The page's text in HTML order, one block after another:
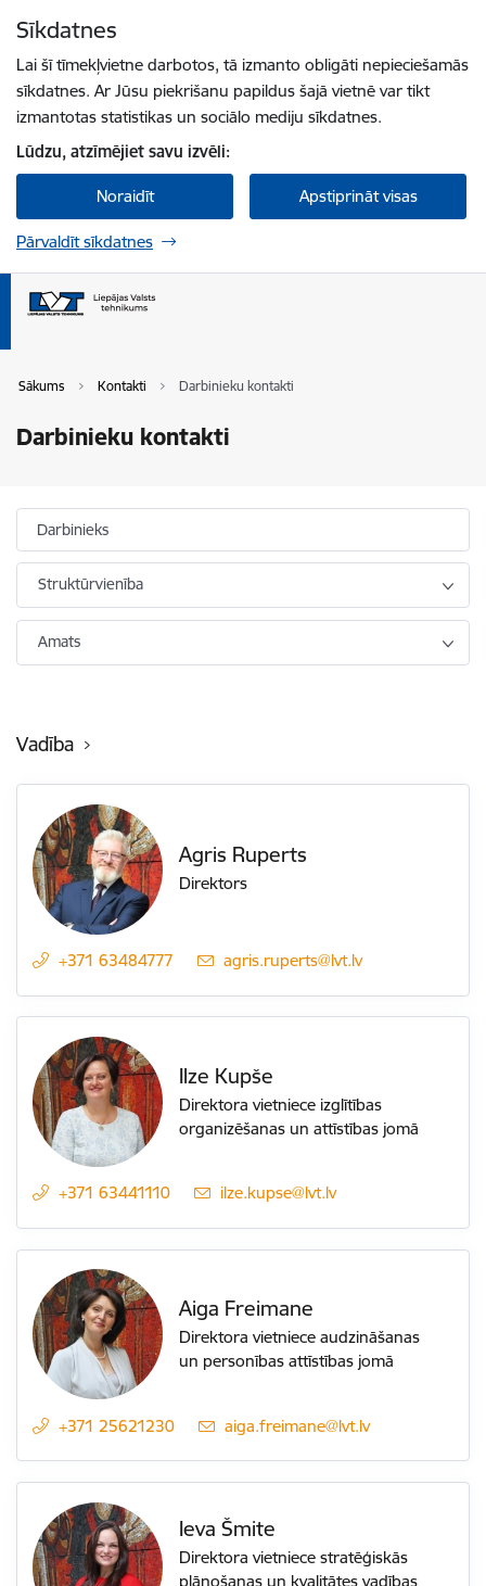
Sīkdatnes
Lai šī tīmekļvietne darbotos, tā izmanto obligāti nepieciešamās
sīkdatnes. Ar Jūsu piekrišanu papildus šajā vietnē var tikt
izmantotas statistikas un sociālo mediju sīkdatnes.
Lūdzu, atzīmējiet savu izvēli:
Noraidīt Apstiprināt visas
Pārvaldīt sīkdatnes
Sākums Kontakti Darbinieku kontakti
Darbinieku kontakti
Darbinieks
Struktūrvienība
Amats
Vadība
Agris Ruperts
Direktors
+371 63484777 E-pasts:
agris.ruperts@lvt.lv
Ilze Kupše
Direktora vietniece izglītības
organizēšanas un attīstības jomā
+371 63441110 E-pasts:
ilze.kupse@lvt.lv
Aiga Freimane
Direktora vietniece audzināšanas
un personības attīstības jomā
+371 25621230 E-pasts:
aiga.freimane@lvt.lv
Ieva Šmite
Direktora vietniece stratēģiskās
plānošanas un kvalitātes vadības